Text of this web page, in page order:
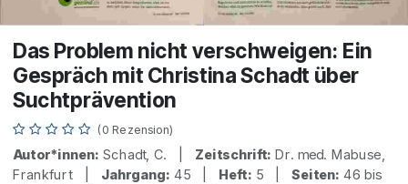
Das Problem nicht verschweigen: Ein
Gespräch mit Christina Schadt über
Suchtprävention
(0 Rezension)
Autor*innen: Schadt, C. | Zeitschrift: Dr. med. Mabuse,
Frankfurt | Jahrgang: 45 | Heft: 5 |Seiten: 46 bis